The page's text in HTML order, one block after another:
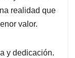
realidad que
valor.
y dedicación.